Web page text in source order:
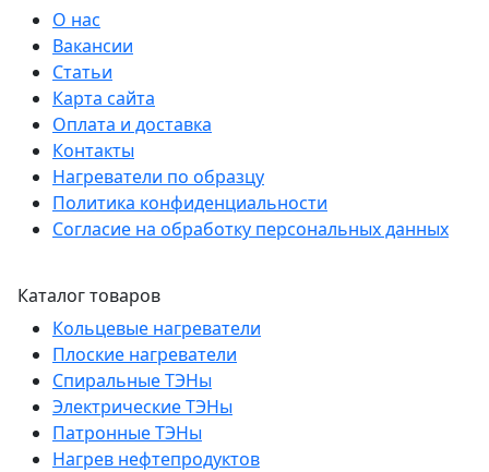
О нас
Вакансии
Статьи
Карта сайта
Оплата и доставка
Контакты
Нагреватели по образцу
Политика конфиденциальности
Согласие на обработку персональных данных
Каталог товаров
Кольцевые нагреватели
Плоские нагреватели
Спиральные ТЭНы
Электрические ТЭНы
Патронные ТЭНы
Нагрев нефтепродуктов